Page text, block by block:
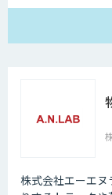
株式会社エーエ